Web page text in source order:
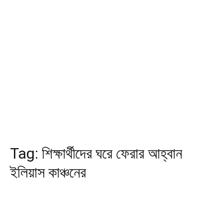
Tag: শিক্ষার্থীদের ঘরে ফেরার আহ্বান
ইলিয়াস কাঞ্চনের